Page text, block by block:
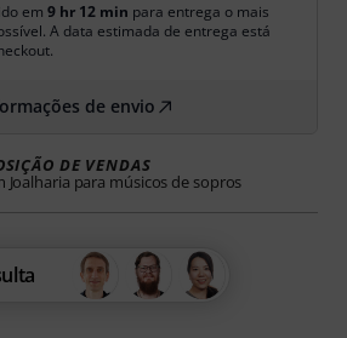
em 9 hr 12 min para entrega o mais
A data estimada de entrega está
de envio
DE VENDAS
Joalharia para músicos de sopros